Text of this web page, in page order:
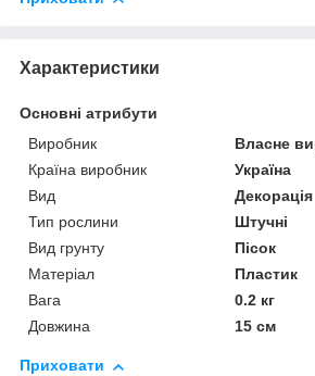
Характеристики
Основні атрибути
Виробник
Власне
Країна виробник
Україна
Вид
Декорація
Тип рослини
Штучні
Вид грунту
Пісок
Матеріал
Пластик
Вага
0.2 кг
Довжина
15 см
Приховати